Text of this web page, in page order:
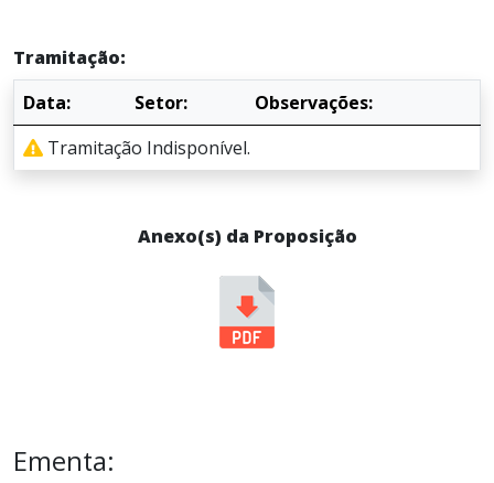
Tramitação:
Data:
Setor:
Observações:
Tramitação Indisponível.
Anexo(s) da Proposição
Ementa: